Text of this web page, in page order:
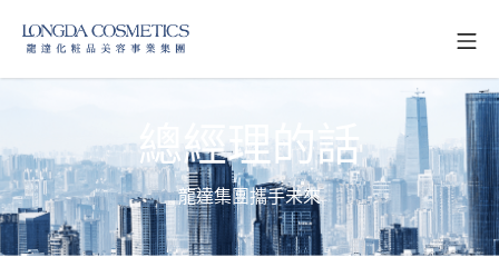
總經理的話
龍達集團攜手未來